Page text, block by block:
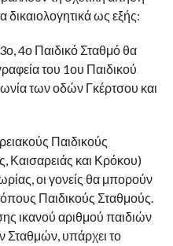
δικαιολογητικά ως εξής:
4ο Παιδικό Σταθμό θα
του 1ου Παιδικού
των οδών Γκέρτσου και
Παιδικούς
Καισαρειάς και Κρόκου)
οι γονείς θα μπορούν
Παιδικούς Σταθμούς.
ικανού αριθμού παιδιών
Σταθμών, υπάρχει το